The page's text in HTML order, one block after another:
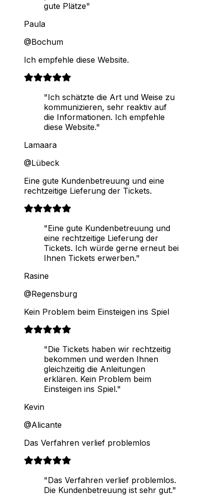
gute Plätze"
Paula
@Bochum
Ich empfehle diese Website.
"Ich schätzte die Art und Weise zu
kommunizieren, sehr reaktiv auf
die Informationen. Ich empfehle
diese Website."
Lamaara
@Lübeck
Eine gute Kundenbetreuung und eine
rechtzeitige Lieferung der Tickets.
"Eine gute Kundenbetreuung und
eine rechtzeitige Lieferung der
Tickets. Ich würde gerne erneut bei
Ihnen Tickets erwerben."
Rasine
@Regensburg
Kein Problem beim Einsteigen ins Spiel
"Die Tickets haben wir rechtzeitig
bekommen und werden Ihnen
gleichzeitig die Anleitungen
erklären. Kein Problem beim
Einsteigen ins Spiel."
Kevin
@Alicante
Das Verfahren verlief problemlos
"Das Verfahren verlief problemlos.
Die Kundenbetreuung ist sehr gut."